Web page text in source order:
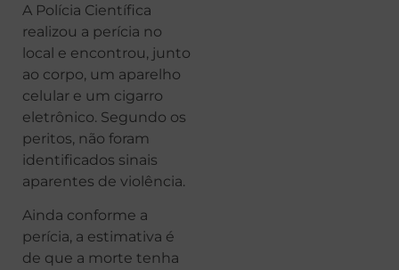
A Polícia Científica
realizou a perícia no
local e encontrou, junto
ao corpo, um aparelho
celular e um cigarro
eletrônico. Segundo os
peritos, não foram
identificados sinais
aparentes de violência.
Ainda conforme a
perícia, a estimativa é
de que a morte tenha